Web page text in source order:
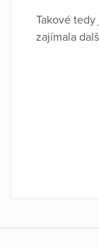
Takové
zajímala